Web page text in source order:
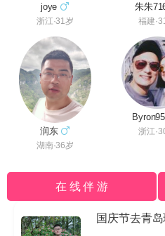
joye
浙江·31岁
朱朱
福建
润东
湖南·36岁
浙江
在 线 伴 游